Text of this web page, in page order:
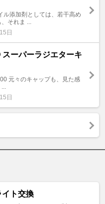
ル添加剤としては、若干高め
それま ...
日
スーパーラジエターキ
元々のキャップも、見た感
...
日
ト交換